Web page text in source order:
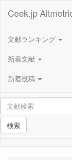
Ceek.jp
文献ランキング
新着文献
新着投稿
検索